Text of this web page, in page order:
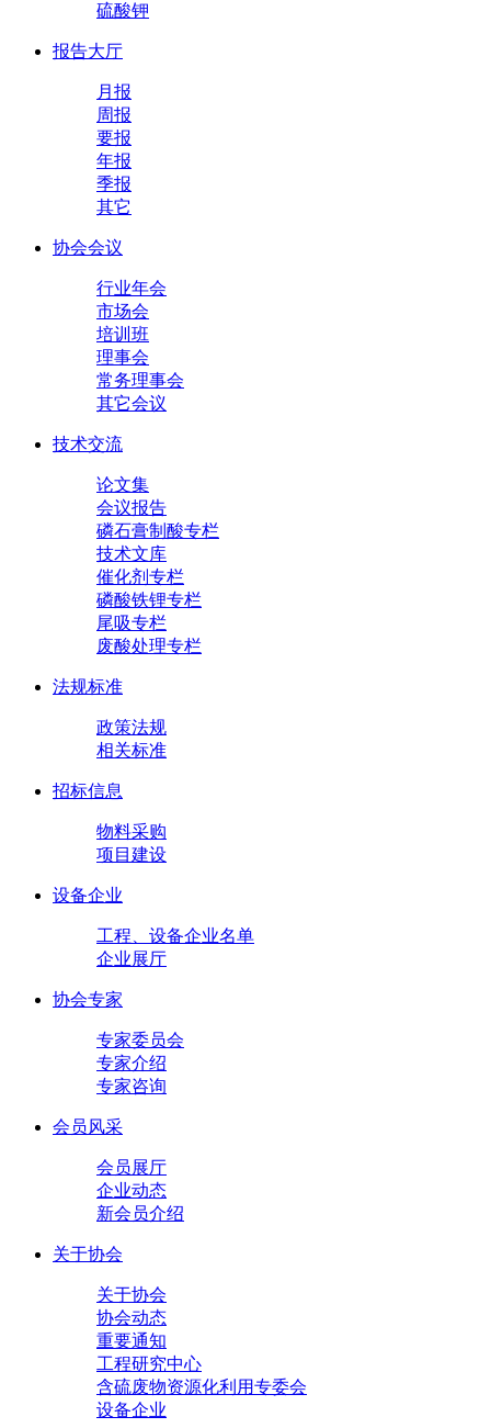
硫酸钾
报告大厅
月报
周报
要报
年报
季报
其它
协会会议
行业年会
市场会
培训班
理事会
常务理事会
其它会议
技术交流
论文集
会议报告
磷石膏制酸专栏
技术文库
催化剂专栏
磷酸铁锂专栏
尾吸专栏
废酸处理专栏
法规标准
政策法规
相关标准
招标信息
物料采购
项目建设
设备企业
工程、设备企业名单
企业展厅
协会专家
专家委员会
专家介绍
专家咨询
会员风采
会员展厅
企业动态
新会员介绍
关于协会
关于协会
协会动态
重要通知
工程研究中心
含硫废物资源化利用专委会
设备企业